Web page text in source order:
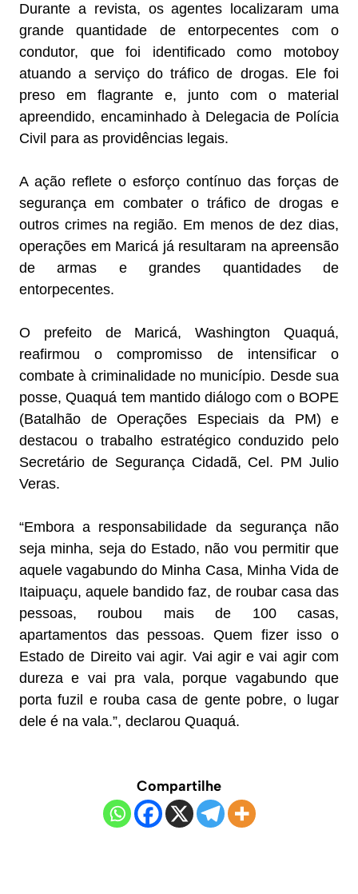
Durante a revista, os agentes localizaram uma
grande quantidade de entorpecentes com o
condutor, que foi identificado como motoboy
atuando a serviço do tráfico de drogas. Ele foi
preso em flagrante e, junto com o material
apreendido, encaminhado à Delegacia de Polícia
Civil para as providências legais.
A ação reflete o esforço contínuo das forças de
segurança em combater o tráfico de drogas e
outros crimes na região. Em menos de dez dias,
operações em Maricá já resultaram na apreensão
de armas e grandes quantidades de
entorpecentes.
O prefeito de Maricá, Washington Quaquá,
reafirmou o compromisso de intensificar o
combate à criminalidade no município. Desde sua
posse, Quaquá tem mantido diálogo com o BOPE
(Batalhão de Operações Especiais da PM) e
destacou o trabalho estratégico conduzido pelo
Secretário de Segurança Cidadã, Cel. PM Julio
Veras.
“Embora a responsabilidade da segurança não
seja minha, seja do Estado, não vou permitir que
aquele vagabundo do Minha Casa, Minha Vida de
Itaipuaçu, aquele bandido faz, de roubar casa das
pessoas, roubou mais de 100 casas,
apartamentos das pessoas. Quem fizer isso o
Estado de Direito vai agir. Vai agir e vai agir com
dureza e vai pra vala, porque vagabundo que
porta fuzil e rouba casa de gente pobre, o lugar
dele é na vala.”, declarou Quaquá.
Compartilhe